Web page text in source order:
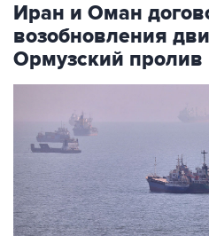
Иран и Оман
возобновления
Ормузский пролив